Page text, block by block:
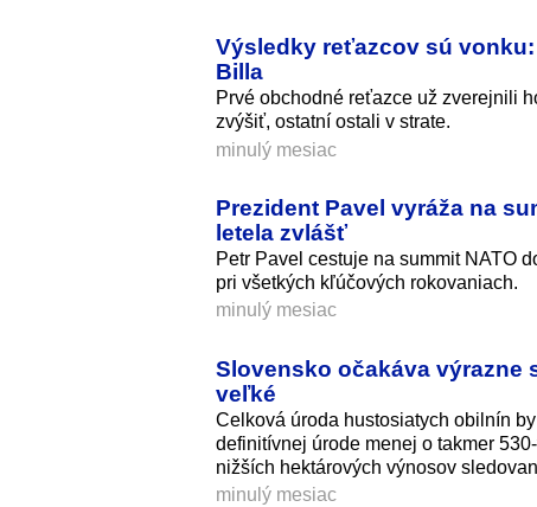
Výsledky reťazcov sú
Billa
Prvé obchodné reťazce už zverejnili
zvýšiť, ostatní ostali v strate.
minulý mesiac
Prezident Pavel vyráža na
letela zvlášť
Petr Pavel cestuje na summit NATO
pri všetkých kľúčových rokovaniach.
minulý mesiac
Slovensko očakáva výrazne
veľké
Celková úroda hustosiatych obilnín
definitívnej úrode menej o takmer
nižších hektárových výnosov
minulý mesiac